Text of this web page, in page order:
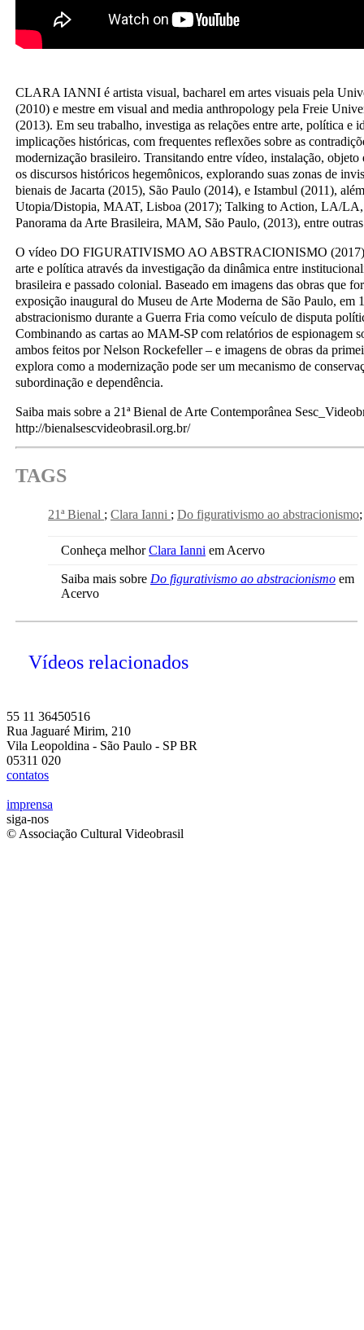
CLARA IANNI é artista visual, bacharel em artes visuais pela
(2010) e mestre em visual and media anthropology pela Freie
(2013). Em seu trabalho, investiga as relações entre arte, política e
implicações históricas, com frequentes reflexões sobre as
modernização brasileiro. Transitando entre vídeo, instalação, objeto
os discursos históricos hegemônicos, explorando suas zonas de
bienais de Jacarta (2015), São Paulo (2014), e Istambul (2011),
Utopia/Distopia, MAAT, Lisboa (2017); Talking to Action, LA/LA,
Panorama da Arte Brasileira, MAM, São Paulo, (2013), entre
O vídeo DO FIGURATIVISMO AO ABSTRACIONISMO (2017)
arte e política através da investigação da dinâmica entre
brasileira e passado colonial. Baseado em imagens das obras que
exposição inaugural do Museu de Arte Moderna de São Paulo, em
abstracionismo durante a Guerra Fria como veículo de disputa
Combinando as cartas ao MAM-SP com relatórios de espionagem
ambos feitos por Nelson Rockefeller – e imagens de obras da
explora como a modernização pode ser um mecanismo de
subordinação e dependência.
Saiba mais sobre a 21ª Bienal de Arte Contemporânea
http://bienalsescvideobrasil.org.br/
TAGS
21ª Bienal Clara Ianni Do figurativismo ao abstracionismo
Conheça melhorClara Ianni em Acervo
Saiba mais sobre Do figurativismo ao abstracionismo em
Acervo
Vídeos relacionados
55 11 36450516
Rua Jaguaré Mirim, 210
Vila Leopoldina - São Paulo - SP BR
05311 020
contatos
imprensa
siga-nos
© Associação Cultural Videobrasil